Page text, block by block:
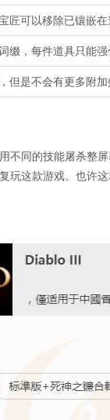
匠可以移除已镶嵌在
缀，每件道具只能强
但是不会有更多附加
不同的技能屠杀整
这款游戏。也许